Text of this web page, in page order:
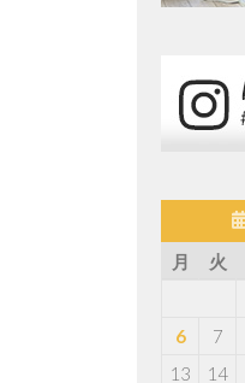
月
火
6
7
13
14